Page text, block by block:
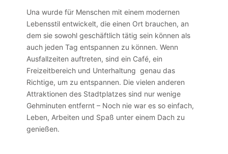
Una wurde für Menschen mit einem modernen
Lebensstil entwickelt, die einen Ort brauchen, an
dem sie sowohl geschäftlich tätig sein können als
auch jeden Tag entspannen zu können. Wenn
Ausfallzeiten auftreten, sind ein Café, ein
Freizeitbereich und Unterhaltung genau das
Richtige, um zu entspannen. Die vielen anderen
Attraktionen des Stadtplatzes sind nur wenige
Gehminuten entfernt – Noch nie war es so einfach,
Leben, Arbeiten und Spaß unter einem Dach zu
genießen.